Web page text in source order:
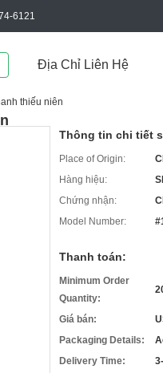
6121
Địa Chỉ Liên Hệ
thiếu niên
Thông tin chi tiết
Place of Origin:
Hàng hiệu:
Chứng nhận:
Model Number:
Thanh toán:
Minimum Order
Quantity:
Giá bán:
Packaging Details:
Delivery Time: